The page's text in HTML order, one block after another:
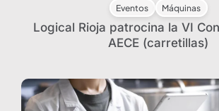
Eventos Máquinas
Logical Rioja patrocina la VI
AECE (carretillas)